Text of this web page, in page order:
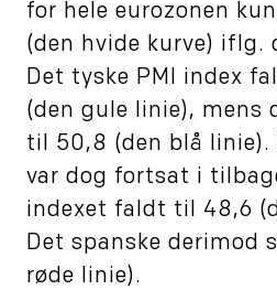
for hele eurozonen
(den hvide kurve) iflg.
Det tyske PMI index
(den gule linie), mens
til 50,8 (den blå linie).
var dog fortsat i
indexet faldt til 48,6
Det spanske derimod
røde linie).